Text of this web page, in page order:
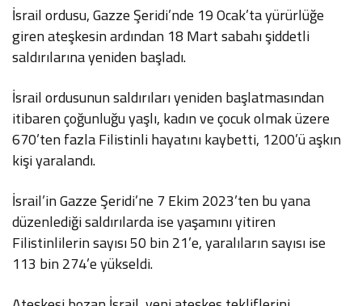
İsrail ordusu, Gazze Şeridi’nde 19 Ocak’ta yürürlüğe
giren ateşkesin ardından 18 Mart sabahı şiddetli
saldırılarına yeniden başladı.
İsrail ordusunun saldırıları yeniden başlatmasından
itibaren çoğunluğu yaşlı, kadın ve çocuk olmak üzere
670’ten fazla Filistinli hayatını kaybetti, 1200’ü aşkın
kişi yaralandı.
İsrail’in Gazze Şeridi’ne 7 Ekim 2023’ten bu yana
düzenlediği saldırılarda ise yaşamını yitiren
Filistinlilerin sayısı 50 bin 21’e, yaralıların sayısı ise
113 bin 274’e yükseldi.